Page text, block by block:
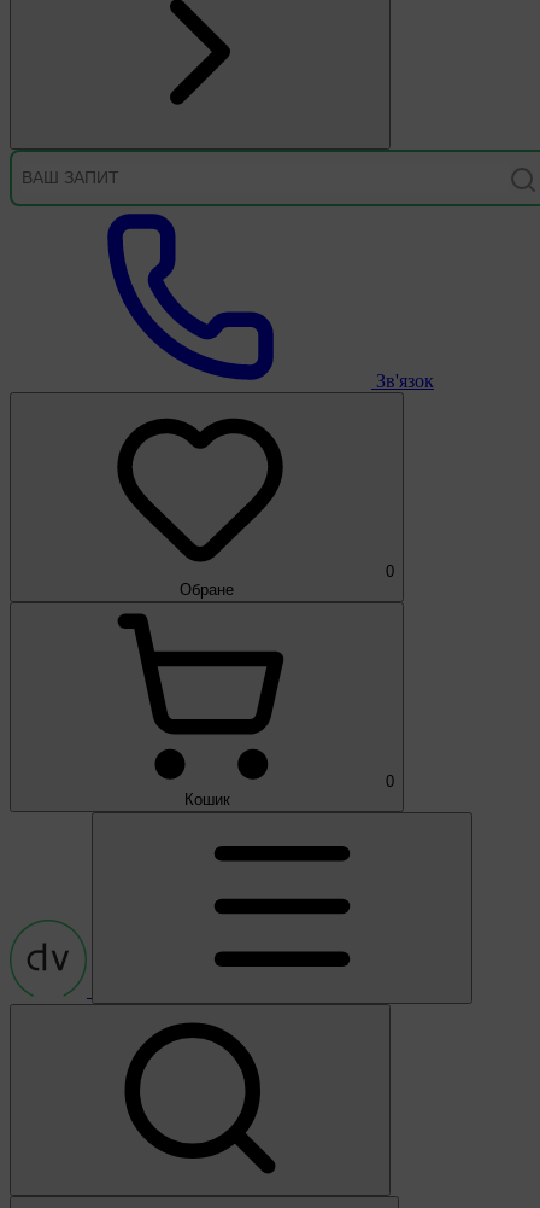
Зв'язок
0
Обране
0
Кошик